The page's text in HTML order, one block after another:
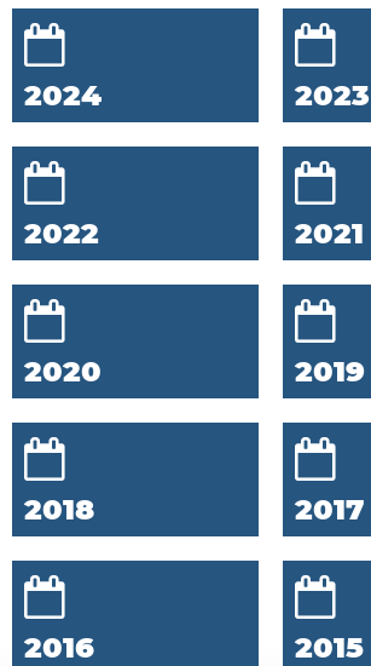
2024 2023
2022 2021
2020 2019
2018 2017
2016 2015